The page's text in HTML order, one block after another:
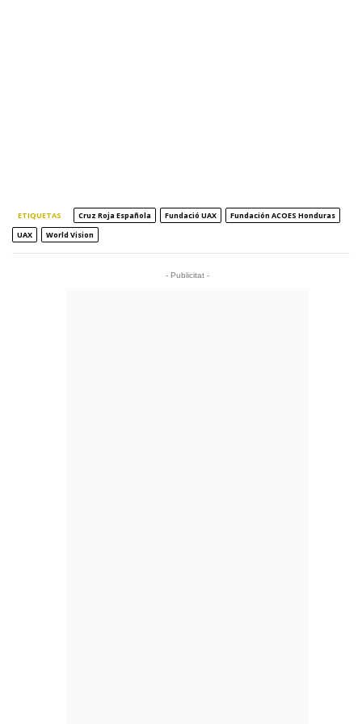
ETIQUETAS Cruz Roja Española Fundació UAX
Fundación ACOES Honduras
UAX
World Vision
- Publicitat -